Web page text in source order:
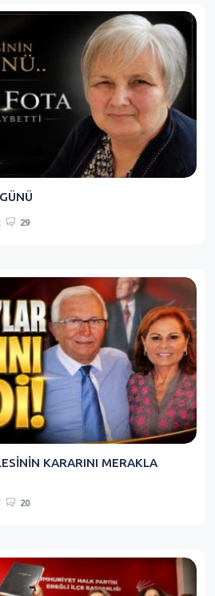
29
KARARINI MERAKLA
20